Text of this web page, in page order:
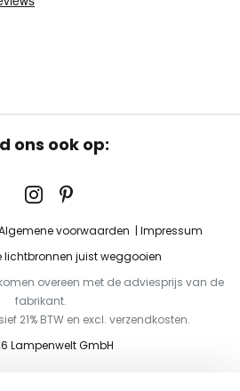
ons ook op:
voorwaarden
Impressum
lichtbronnen juist weggooien
overeen met de adviesprijs van de
fabrikant.
21% BTW en excl. verzendkosten.
Lampenwelt GmbH